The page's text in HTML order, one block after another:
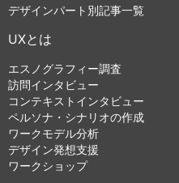
デザインパート別記事一覧
UXとは
エスノグラフィー調査
訪問インタビュー
コンテキストインタビュー
ペルソナ・シナリオの作成
ワークモデル分析
デザイン発想支援
ワークショップ